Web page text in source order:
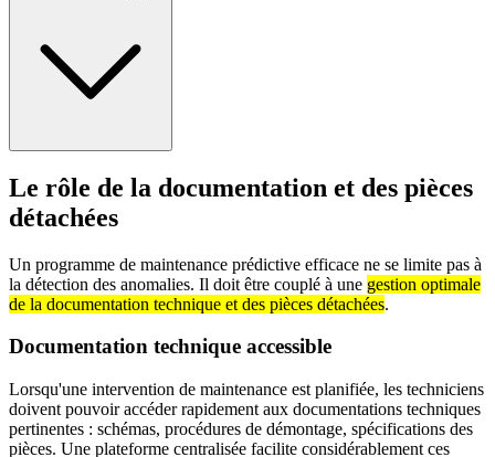
Le rôle de la documentation et des pièces
détachées
Un programme de maintenance prédictive efficace ne se limite pas à
la détection des anomalies. Il doit être couplé à une gestion optimale
de la documentation technique et des pièces détachées.
Documentation technique accessible
Lorsqu'une intervention de maintenance est planifiée, les techniciens
doivent pouvoir accéder rapidement aux documentations techniques
pertinentes : schémas, procédures de démontage, spécifications des
pièces. Une plateforme centralisée facilite considérablement ces